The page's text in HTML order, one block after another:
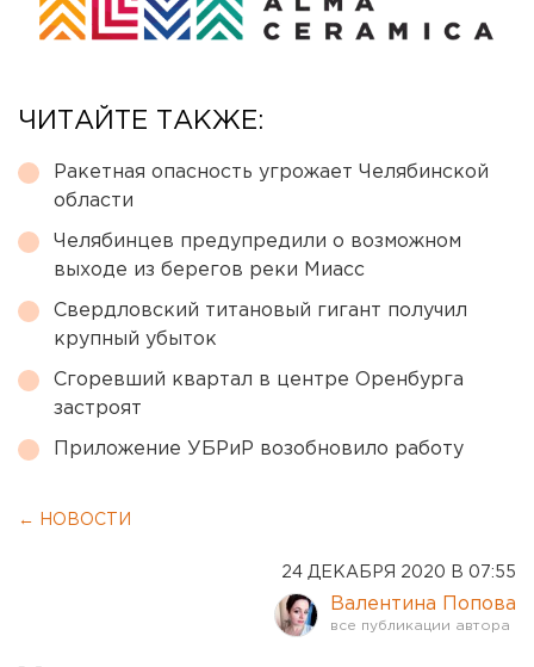
ЧИТАЙТЕ ТАКЖЕ:
Ракетная опасность угрожает Челябинской
области
Челябинцев предупредили о возможном
выходе из берегов реки Миасс
Свердловский титановый гигант получил
крупный убыток
Сгоревший квартал в центре Оренбурга
застроят
Приложение УБРиР возобновило работу
← НОВОСТИ
24 ДЕКАБРЯ 2020 В 07:55
Валентина Попова